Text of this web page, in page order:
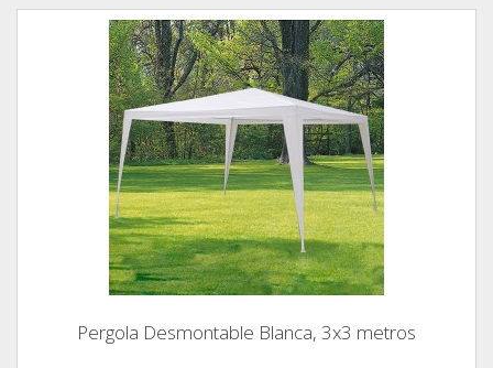
Pergola Desmontable Blanca, 3x3 metros